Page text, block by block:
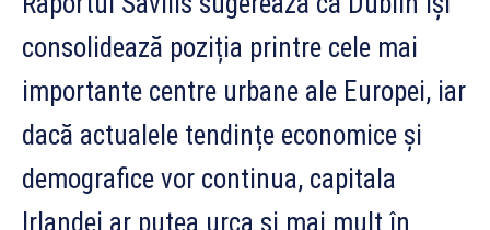
consolidează poziția printre cele mai
importante centre urbane ale Europei, iar
dacă actualele tendințe economice și
demografice vor continua, capitala
Irlandei ar putea urca și mai mult în